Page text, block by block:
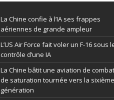
La Chine confie à l’IA ses frappes
aériennes de grande ampleur
L’US Air Force fait voler un F-16 sous
contrôle d’une IA
La Chine bâtit une aviation de combat
de saturation tournée vers la sixième
génération